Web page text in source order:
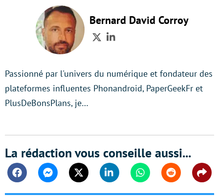
Bernard David Corroy
TwitterLinkedIn
Passionné par l'univers du numérique et fondateur des
plateformes influentes Phonandroid, PaperGeekFr et
PlusDeBonsPlans, je…
La rédaction vous conseille aussi...
FacebookMessengerTwitter Linkedin WhatsappReddit